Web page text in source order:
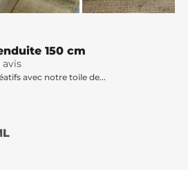
150 cm
avis
avec notre toile de...